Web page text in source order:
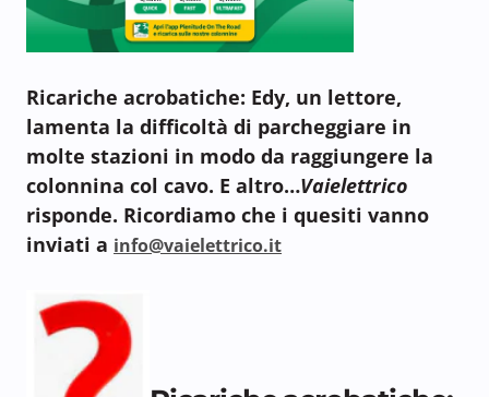
Ricariche acrobatiche: Edy, un lettore,
lamenta la difficoltà di parcheggiare in
molte stazioni in modo da raggiungere la
colonnina col cavo. E altro…Vaielettrico
risponde. Ricordiamo che i quesiti vanno
inviati a info@vaielettrico.it